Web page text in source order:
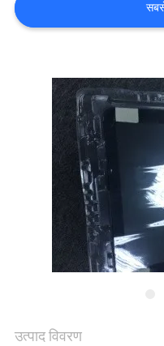
मामलों
साइटमैप
PRIVACY
POLICY
उत्पाद विवरण